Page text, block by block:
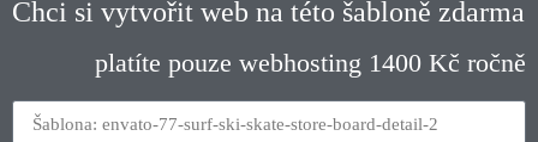
Chci si vytvořit web na této šabloně zdarma
platíte pouze webhosting 1400 Kč ročně